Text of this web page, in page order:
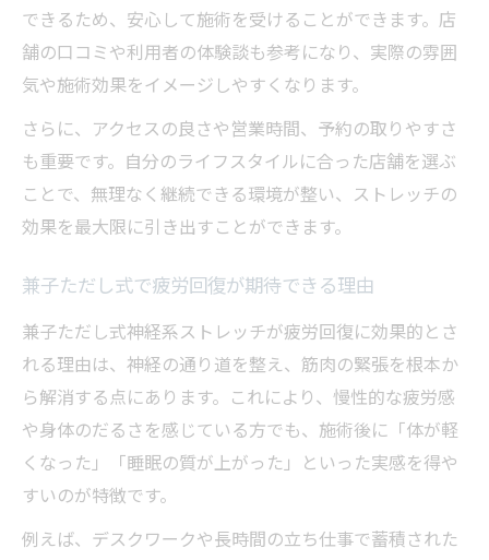
できるため、安心して施術を受けることができます。店
舗の口コミや利用者の体験談も参考になり、実際の雰囲
気や施術効果をイメージしやすくなります。
さらに、アクセスの良さや営業時間、予約の取りやすさ
も重要です。自分のライフスタイルに合った店舗を選ぶ
ことで、無理なく継続できる環境が整い、ストレッチの
効果を最大限に引き出すことができます。
兼子ただし式で疲労回復が期待できる理由
兼子ただし式神経系ストレッチが疲労回復に効果的とさ
れる理由は、神経の通り道を整え、筋肉の緊張を根本か
ら解消する点にあります。これにより、慢性的な疲労感
や身体のだるさを感じている方でも、施術後に「体が軽
くなった」「睡眠の質が上がった」といった実感を得や
すいのが特徴です。
例えば、デスクワークや長時間の立ち仕事で蓄積された